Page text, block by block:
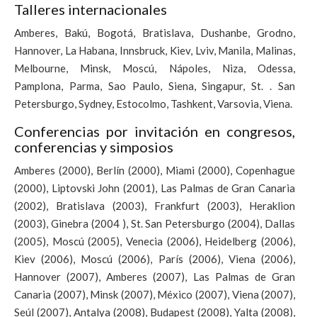
Talleres internacionales
Amberes, Bakú, Bogotá, Bratislava, Dushanbe, Grodno,
Hannover, La Habana, Innsbruck, Kiev, Lviv, Manila, Malinas,
Melbourne, Minsk, Moscú, Nápoles, Niza,Odessa,
Pamplona, Parma, Sao Paulo, Siena, Singapur,St. . San
Petersburgo,Sydney, Estocolmo, Tashkent, Varsovia, Viena.
Conferencias por invitación en congresos,
conferencias y simposios
Amberes (2000), Berlín (2000), Miami (2000), Copenhague
(2000), Liptovski John (2001), Las Palmas de Gran Canaria
(2002), Bratislava (2003), Frankfurt (2003), Heraklion
(2003), Ginebra (2004 ), St.San Petersburgo (2004), Dallas
(2005), Moscú (2005), Venecia (2006), Heidelberg (2006),
Kiev (2006), Moscú (2006), París (2006), Viena (2006),
Hannover (2007),Amberes (2007), Las Palmas de Gran
Canaria (2007), Minsk (2007), México (2007), Viena (2007),
Seúl (2007), Antalya (2008), Budapest (2008), Yalta (2008),